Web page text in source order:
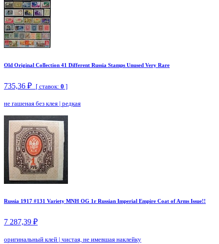
Old Original Collection 41 Different Russia Stamps Unused Very Rare
735,36 ₽ [ ставок: 0 ]
не гашеная без клея | редкая
Russia 1917 #131 Variety MNH OG 1r Russian Imperial Empire Coat of Arms Issue!!
7 287,39 ₽
оригинальный клей | чистая, не имевшая наклейку